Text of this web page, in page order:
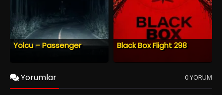
Yolcu – Passenger Black Box Flight 298
Yorumlar 0 YORUM